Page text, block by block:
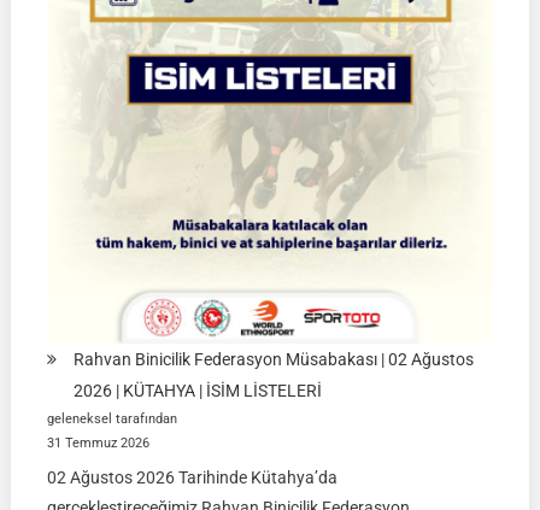
Müsabakaları
|
08-
09
2026
İSTANBUL
Rahvan Binicilik Federasyon Müsabakası | 02 Ağustos
2026 | KÜTAHYA | İSİM LİSTELERİ
geleneksel tarafından
31 Temmuz 2026
02 Ağustos 2026 Tarihinde Kütahya’da